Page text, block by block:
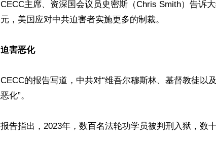
CECC主席、资深国会议员史密斯（Chris Smith）告诉
元，美国应对中共迫害者实施更多的制裁。
迫害恶化
CECC的报告写道，中共对“维吾尔穆斯林、基督教徒以
恶化”。
报告指出，2023年，数百名法轮功学员被判刑入狱，数